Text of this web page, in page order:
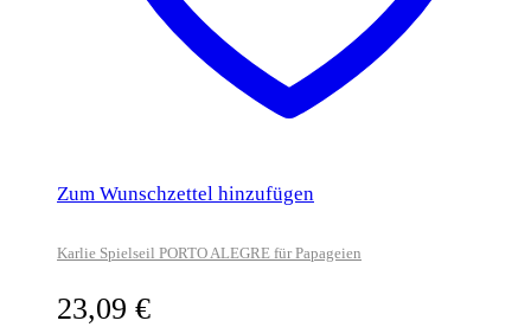
Zum Wunschzettel hinzufügen
Karlie Spielseil PORTO ALEGRE für Papageien
23,09 €